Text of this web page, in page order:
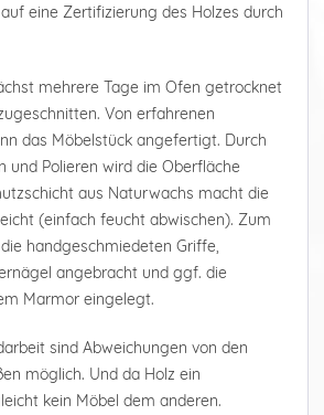
eine Zertifizierung des Holzes durch
mehrere Tage im Ofen getrocknet
Von erfahrenen
das Möbelstück angefertigt. Durch
und Polieren wird die Oberfläche
aus Naturwachs macht die
(einfach feucht abwischen). Zum
handgeschmiedeten Griffe,
angebracht und ggf. die
Marmor eingelegt.
sind Abweichungen von den
möglich. Und da Holz ein
kein Möbel dem anderen.